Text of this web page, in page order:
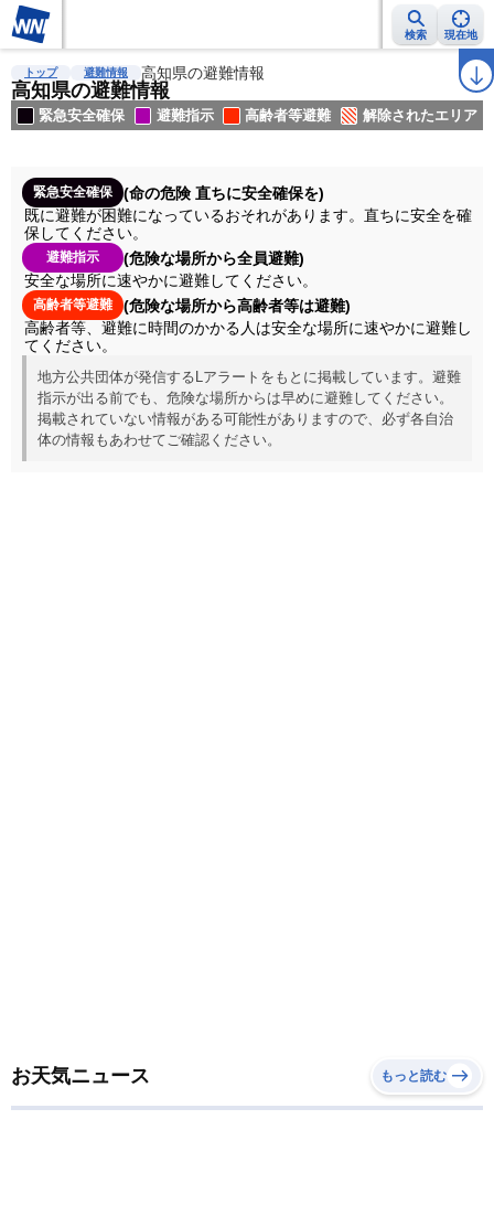
検索 現在地
雨雲レーダー 台風情報 地震情報 ラ
トップ 避難情報 高知県の避難情報
高知県の避難情報
緊急安全確保 避難指示 高齢者等避難 解除されたエリア
緊急安全確保 (命の危険 直ちに安全確保を)
既に避難が困難になっているおそれがあります。直ちに安全を確
保してください。
避難指示 (危険な場所から全員避難)
安全な場所に速やかに避難してください。
高齢者等避難 (危険な場所から高齢者等は避難)
高齢者等、避難に時間のかかる人は安全な場所に速やかに避難し
てください。
地方公共団体が発信するLアラートをもとに掲載しています。避難
指示が出る前でも、危険な場所からは早めに避難してください。
掲載されていない情報がある可能性がありますので、必ず各自治
体の情報もあわせてご確認ください。
お天気ニュース もっと読む